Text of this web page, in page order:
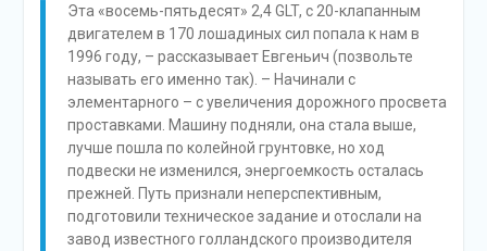
Эта «восемь-пятьдесят» 2,4 GLT, с 20-клапанным
двигателем в 170 лошадиных сил попала к нам в
1996 году, – рассказывает Евгеньич (позвольте
называть его именно так). – Начинали с
элементарного – с увеличения дорожного просвета
проставками. Машину подняли, она стала выше,
лучше пошла по колейной грунтовке, но ход
подвески не изменился, энергоемкость осталась
прежней. Путь признали неперспективным,
подготовили техническое задание и отослали на
завод известного голландского производителя